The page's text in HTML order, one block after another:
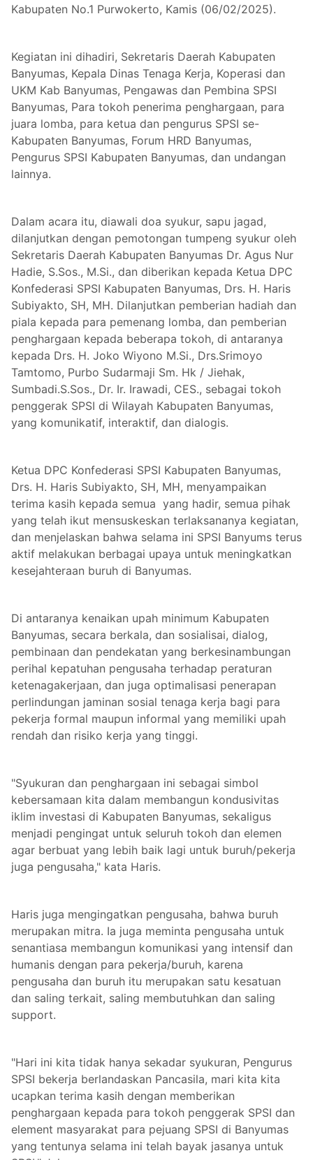
Kabupaten No.1 Purwokerto, Kamis (06/02/2025).
Kegiatan ini dihadiri, Sekretaris Daerah Kabupaten
Banyumas, Kepala Dinas Tenaga Kerja, Koperasi dan
UKM Kab Banyumas, Pengawas dan Pembina SPSI
Banyumas, Para tokoh penerima penghargaan, para
juara lomba, para ketua dan pengurus SPSI se-
Kabupaten Banyumas, Forum HRD Banyumas,
Pengurus SPSI Kabupaten Banyumas, dan undangan
lainnya.
Dalam acara itu, diawali doa syukur, sapu jagad,
dilanjutkan dengan pemotongan tumpeng syukur oleh
Sekretaris Daerah Kabupaten Banyumas Dr. Agus Nur
Hadie, S.Sos., M.Si., dan diberikan kepada Ketua DPC
Konfederasi SPSI Kabupaten Banyumas, Drs. H. Haris
Subiyakto, SH, MH. Dilanjutkan pemberian hadiah dan
piala kepada para pemenang lomba, dan pemberian
penghargaan kepada beberapa tokoh, di antaranya
kepada Drs. H. Joko Wiyono M.Si., Drs.Srimoyo
Tamtomo, Purbo Sudarmaji Sm. Hk / Jiehak,
Sumbadi.S.Sos., Dr. Ir. Irawadi, CES., sebagai tokoh
penggerak SPSI di Wilayah Kabupaten Banyumas,
yang komunikatif, interaktif, dan dialogis.
Ketua DPC Konfederasi SPSI Kabupaten Banyumas,
Drs. H. Haris Subiyakto, SH, MH, menyampaikan
terima kasih kepada semua yang hadir, semua pihak
yang telah ikut mensuskeskan terlaksananya kegiatan,
dan menjelaskan bahwa selama ini SPSI Banyums terus
aktif melakukan berbagai upaya untuk meningkatkan
kesejahteraan buruh di Banyumas.
Di antaranya kenaikan upah minimum Kabupaten
Banyumas, secara berkala, dan sosialisai, dialog,
pembinaan dan pendekatan yang berkesinambungan
perihal kepatuhan pengusaha terhadap peraturan
ketenagakerjaan, dan juga optimalisasi penerapan
perlindungan jaminan sosial tenaga kerja bagi para
pekerja formal maupun informal yang memiliki upah
rendah dan risiko kerja yang tinggi.
"Syukuran dan penghargaan ini sebagai simbol
kebersamaan kita dalam membangun kondusivitas
iklim investasi di Kabupaten Banyumas, sekaligus
menjadi pengingat untuk seluruh tokoh dan elemen
agar berbuat yang lebih baik lagi untuk buruh/pekerja
juga pengusaha," kata Haris.
Haris juga mengingatkan pengusaha, bahwa buruh
merupakan mitra. Ia juga meminta pengusaha untuk
senantiasa membangun komunikasi yang intensif dan
humanis dengan para pekerja/buruh, karena
pengusaha dan buruh itu merupakan satu kesatuan
dan saling terkait, saling membutuhkan dan saling
support.
"Hari ini kita tidak hanya sekadar syukuran, Pengurus
SPSI bekerja berlandaskan Pancasila, mari kita kita
ucapkan terima kasih dengan memberikan
penghargaan kepada para tokoh penggerak SPSI dan
element masyarakat para pejuang SPSI di Banyumas
yang tentunya selama ini telah bayak jasanya untuk